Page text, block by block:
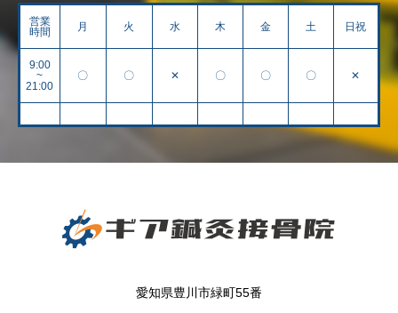
営業
時間
月 火 水 木 金 土 日祝
9:00
~
21:00
〇 〇 ✕ 〇 〇 〇 ✕
愛知県豊川市緑町55番